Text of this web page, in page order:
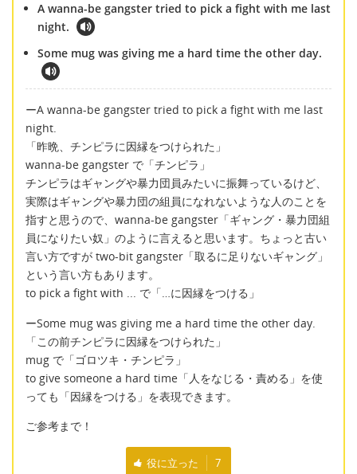
A wanna-be gangster tried to pick a fight with me last
night.
Some mug was giving me a hard time the other day.
ーA wanna-be gangster tried to pick a fight with me last
night.
「昨晩、チンピラに因縁をつけられた」
wanna-be gangster で「チンピラ」
チンピラはギャングや暴力団員みたいに振舞っているけど、
実際はギャングや暴力団の組員になれないような人のことを
指すと思うので、wanna-be gangster「ギャング・暴力団組
員になりたい奴」のように言えると思います。ちょっと古い
言い方ですが two-bit gangster「取るに足りないギャング」
という言い方もあります。
to pick a fight with ... で「…に因縁をつける」
ーSome mug was giving me a hard time the other day.
「この前チンピラに因縁をつけられた」
mug で「ゴロツキ・チンピラ」
to give someone a hard time「人をなじる・責める」を使
っても「因縁をつける」を表現できます。
ご参考まで！
役に立った 7